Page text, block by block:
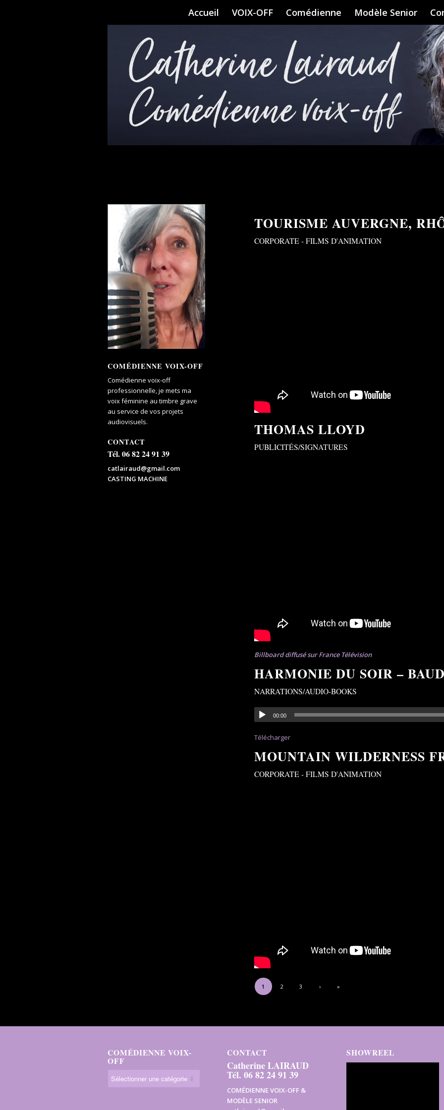
Accueil VOIX-OFF Comédienne Modèle Senior
TOURISME AUVERGNE,
CORPORATE - FILMS D'ANIMATION
THOMAS LLOYD
PUBLICITÉS/SIGNATURES
Billboard diffusé sur France Télévision
HARMONIE DU SOIR –
NARRATIONS/AUDIO-BOOKS
00:00
Télécharger
MOUNTAIN WILDERNESS
CORPORATE - FILMS D'ANIMATION
1 2 3 › »
COMÉDIENNE VOIX-OFF
Comédienne voix-off
professionnelle, je mets ma
voix féminine au timbre grave
au service de vos projets
audiovisuels.
CONTACT
Tél. 06 82 24 91 39
catlairaud@gmail.com
CASTING MACHINE
COMÉDIENNE VOIX-
OFF
CONTACT
Catherine LAIRAUD
Tél. 06 82 24 91 39
COMÉDIENNE VOIX-OFF &
MODÈLE SENIOR
SHOWREEL